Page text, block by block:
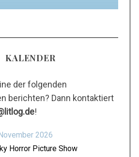
KALENDER
der folgenden
berichten? Dann kontaktiert
!
2026
Horror Picture Show